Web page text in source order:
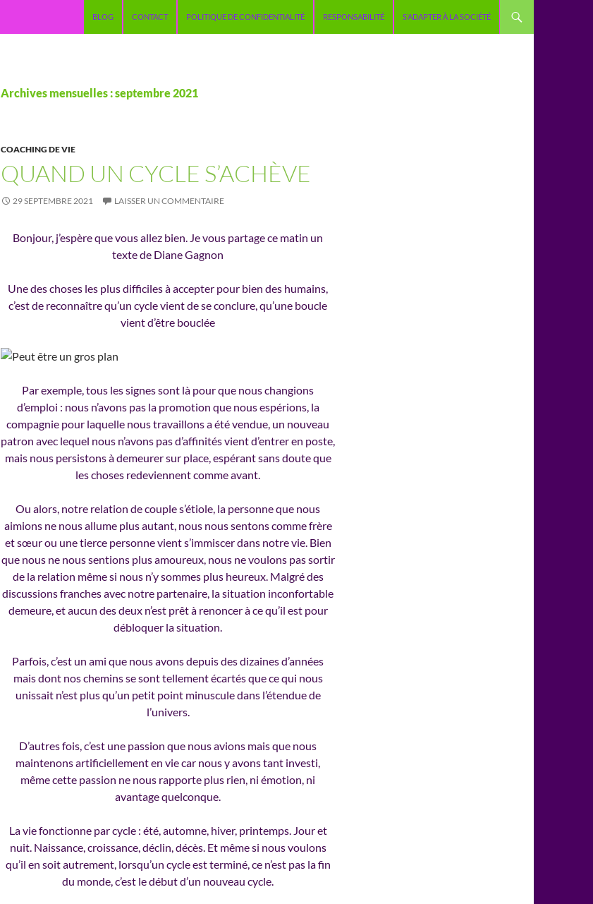
BLOG
CONTACT POLITIQUE DE CONFIDENTIALITÉ RESPONSABILITÉ S’ADAPTER À LA SOCIÉTÉ
Archives mensuelles : septembre 2021
COACHING DE VIE
QUAND UN CYCLE S’ACHÈVE
29 SEPTEMBRE 2021 LAISSER UN COMMENTAIRE
Bonjour, j’espère que vous allez bien. Je vous partage ce matin un
texte de Diane Gagnon
Une des choses les plus difficiles à accepter pour bien des humains,
c’est de reconnaître qu’un cycle vient de se conclure, qu’une boucle
vient d’être bouclée
Par exemple, tous les signes sont là pour que nous changions
d’emploi : nous n’avons pas la promotion que nous espérions, la
compagnie pour laquelle nous travaillons a été vendue, un nouveau
patron avec lequel nous n’avons pas d’affinités vient d’entrer en poste,
mais nous persistons à demeurer sur place, espérant sans doute que
les choses redeviennent comme avant.
Ou alors, notre relation de couple s’étiole, la personne que nous
aimions ne nous allume plus autant, nous nous sentons comme frère
et sœur ou une tierce personne vient s’immiscer dans notre vie. Bien
que nous ne nous sentions plus amoureux, nous ne voulons pas sortir
de la relation même si nous n’y sommes plus heureux. Malgré des
discussions franches avec notre partenaire, la situation inconfortable
demeure, et aucun des deux n’est prêt à renoncer à ce qu’il est pour
débloquer la situation.
Parfois, c’est un ami que nous avons depuis des dizaines d’années
mais dont nos chemins se sont tellement écartés que ce qui nous
unissait n’est plus qu’un petit point minuscule dans l’étendue de
l’univers.
D’autres fois, c’est une passion que nous avions mais que nous
maintenons artificiellement en vie car nous y avons tant investi,
même cette passion ne nous rapporte plus rien, ni émotion, ni
avantage quelconque.
La vie fonctionne par cycle : été, automne, hiver, printemps. Jour et
nuit. Naissance, croissance, déclin, décès. Et même si nous voulons
qu’il en soit autrement, lorsqu’un cycle est terminé, ce n’est pas la fin
du monde, c’est le début d’un nouveau cycle.